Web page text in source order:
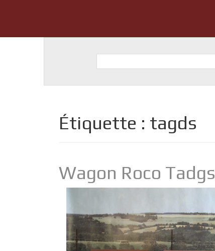
Étiquette : tagds
Wagon Roco Tadgs